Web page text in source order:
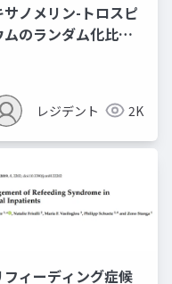
サノメリン-トロスピ
ムのランダム化比較
レジデント 2K
フィーディング症候